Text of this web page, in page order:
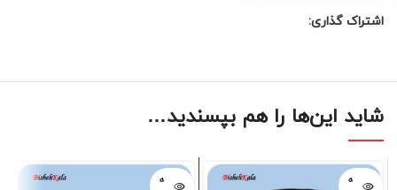
اشتراک گذاری:
شاید این‌ها را هم بپسندید…
فروخته
فروخته